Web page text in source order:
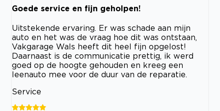
Goede service en fijn geholpen!
Uitstekende ervaring. Er was schade aan mijn
auto en het was de vraag hoe dit was ontstaan,
Vakgarage Wals heeft dit heel fijn opgelost!
Daarnaast is de communicatie prettig, ik werd
goed op de hoogte gehouden en kreeg een
leenauto mee voor de duur van de reparatie.
Service